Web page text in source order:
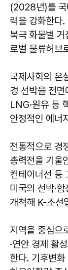
(2028년)를 국
력을 강화한다
북극 화물별
로벌 물류허브
국제사회의 온
경 선박을 전
LNG·원유 등
안정적인 에너
전통적으로 경
총력전을 기울
컨테이너선 등
미국의 선박·
개척해 K-조선
지역을 중심으
·연안 경제 활
한다. 기후변